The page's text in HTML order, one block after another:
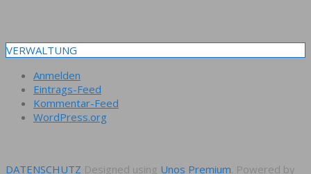
VERWALTUNG
Anmelden
Eintrags-Feed
Kommentar-Feed
WordPress.org
DATENSCHUTZ Designed using Unos Premium. Powered by